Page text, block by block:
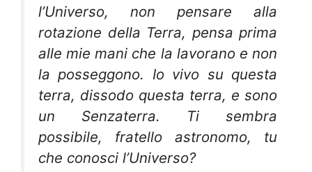
l’Universo, non pensare alla
rotazione della Terra, pensa prima
alle mie mani che la lavorano e non
la posseggono. Io vivo su questa
terra, dissodo questa terra, e sono
un Senzaterra. Ti sembra
possibile, fratello astronomo, tu
che conosci l’Universo?